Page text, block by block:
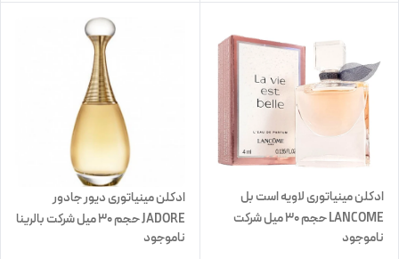
ادکلن مینیاتوری لاویه است بل
LANCOME حجم 30 میل شرکت
بالرینا
ناموجود
ادکلن مینیاتوری دیور جادور
JADORE حجم 30 میل شرکت بالرینا
ناموجود